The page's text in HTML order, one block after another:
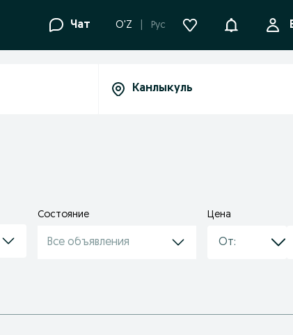
Чат O'Z Рус Уведомления
Состояние
Все объявления
Цена